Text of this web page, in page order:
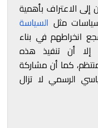
لبنان إلى الاعتراف بأهمية
مثل السياسة
انخراطهم في بناء
إلا أن تنفيذ هذه
كما أن مشاركة
الرسمي لا تزال